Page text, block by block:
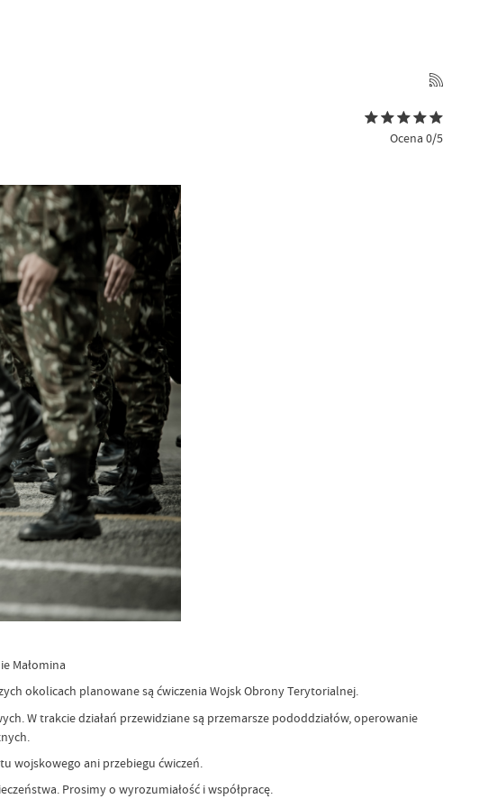
Ocena 0/5
Małomina
okolicach planowane są ćwiczenia Wojsk Obrony Terytorialnej.
W trakcie działań przewidziane są przemarsze pododdziałów, operowanie
wojskowego ani przebiegu ćwiczeń.
Prosimy o wyrozumiałość i współpracę.